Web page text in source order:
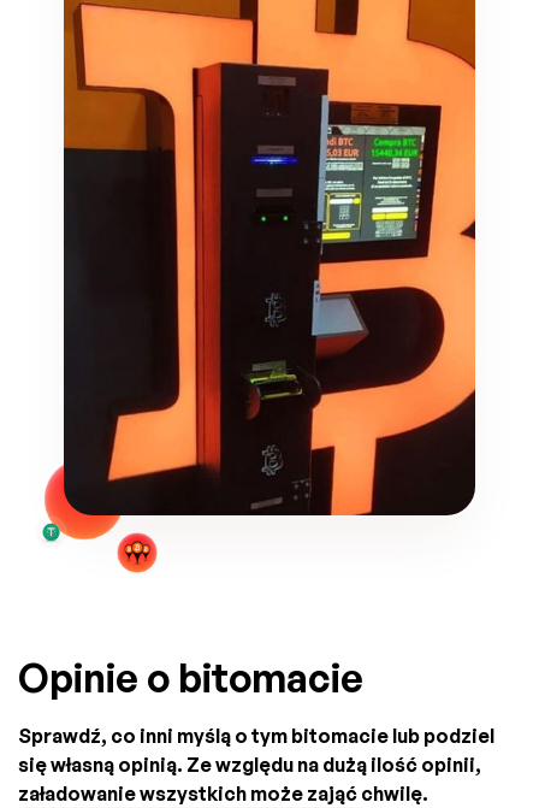
Opinie o bitomacie
Sprawdź, co inni myślą o tym bitomacie lub podziel
się własną opinią. Ze względu na dużą ilość opinii,
załadowanie wszystkich może zająć chwilę.